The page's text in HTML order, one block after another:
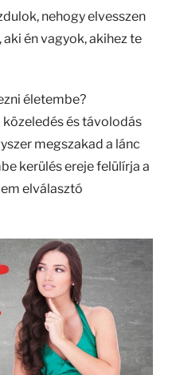
nehogy elvesszen
én vagyok, akihez te
életembe?
és távolodás
megszakad a lánc
kerülés ereje felülírja a
elválasztó